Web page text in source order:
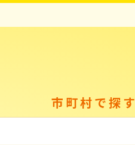
市町村で探す